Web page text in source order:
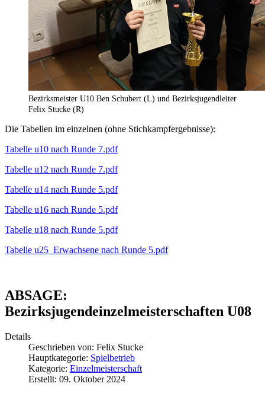
Bezirksmeister U10 Ben Schubert (L) und Bezirksjugendleiter
Felix Stucke (R)
Die Tabellen im einzelnen (ohne Stichkampfergebnisse):
Tabelle u10 nach Runde 7.pdf
Tabelle u12 nach Runde 7.pdf
Tabelle u14 nach Runde 5.pdf
Tabelle u16 nach Runde 5.pdf
Tabelle u18 nach Runde 5.pdf
Tabelle u25_Erwachsene nach Runde 5.pdf
ABSAGE:
Bezirksjugendeinzelmeisterschaften U08
Details
Geschrieben von: Felix Stucke
Hauptkategorie: Spielbetrieb
Kategorie: Einzelmeisterschaft
Erstellt: 09. Oktober 2024